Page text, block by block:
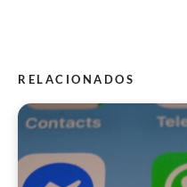
RELACIONADOS